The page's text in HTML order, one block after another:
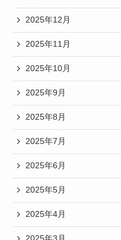
2025年12月
2025年11月
2025年10月
2025年9月
2025年8月
2025年7月
2025年6月
2025年5月
2025年4月